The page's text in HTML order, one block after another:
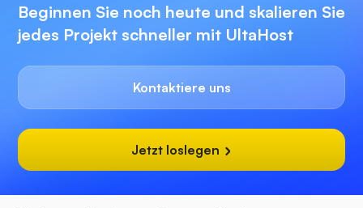
Beginnen Sie noch heute und skalieren Sie
jedes Projekt schneller mit UltaHost
Kontaktiere uns
Jetzt loslegen